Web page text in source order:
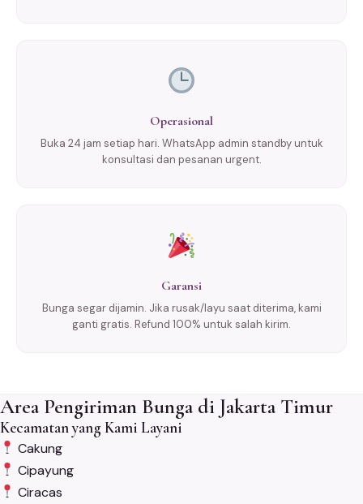
Operasional
Buka 24 jam setiap hari. WhatsApp admin standby untuk
konsultasi dan pesanan urgent.
Garansi
Bunga segar dijamin. Jika rusak/layu saat diterima, kami
ganti gratis. Refund 100% untuk salah kirim.
Area Pengiriman Bunga di Jakarta Timur
Kecamatan yang Kami Layani
Cakung
Cipayung
Ciracas